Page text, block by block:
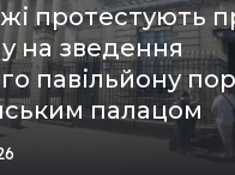
протестують
на зведення
павільйону
палацом